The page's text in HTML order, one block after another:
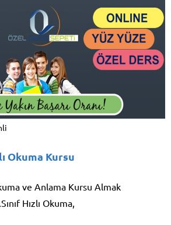
Okuma Kursu
ve Anlama Kursu Almak
Hızlı Okuma,